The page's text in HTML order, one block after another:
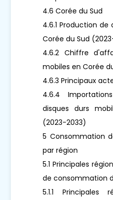
4.6 Corée du Sud
4.6.1 Production de
Corée du Sud
4.6.2 Chiffre
mobiles en Corée
4.6.3 Principaux
4.6.4
disques durs
(2023-2033)
5 Consommation
par région
5.1 Principales
de consommation
5.1.1 Principales